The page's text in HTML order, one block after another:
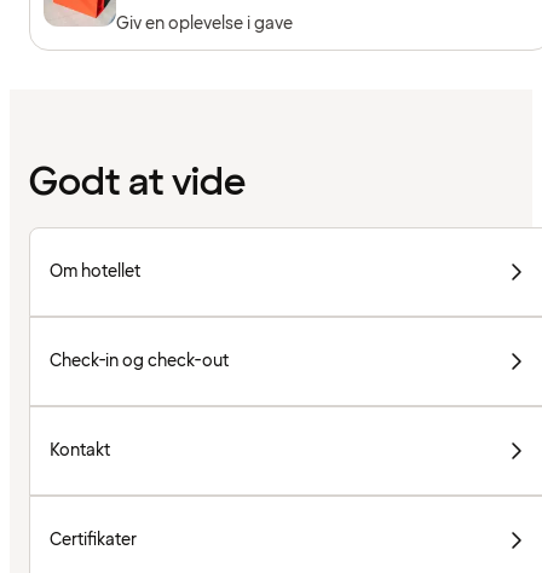
Giv en oplevelse i gave
Godt at vide
Om hotellet
Check-in og check-out
Kontakt
Certifikater